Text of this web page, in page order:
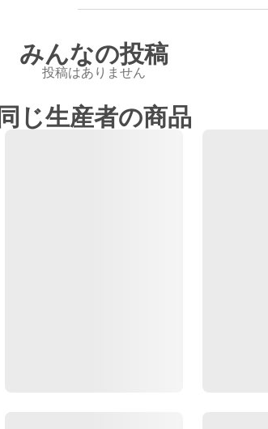
みんなの投稿
投稿はありません
同じ生産者の商品